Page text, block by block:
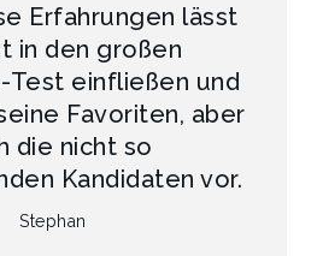
Erfahrungen lässt
in den großen
Test einfließen und
Favoriten, aber
die nicht so
Kandidaten vor.
Stephan